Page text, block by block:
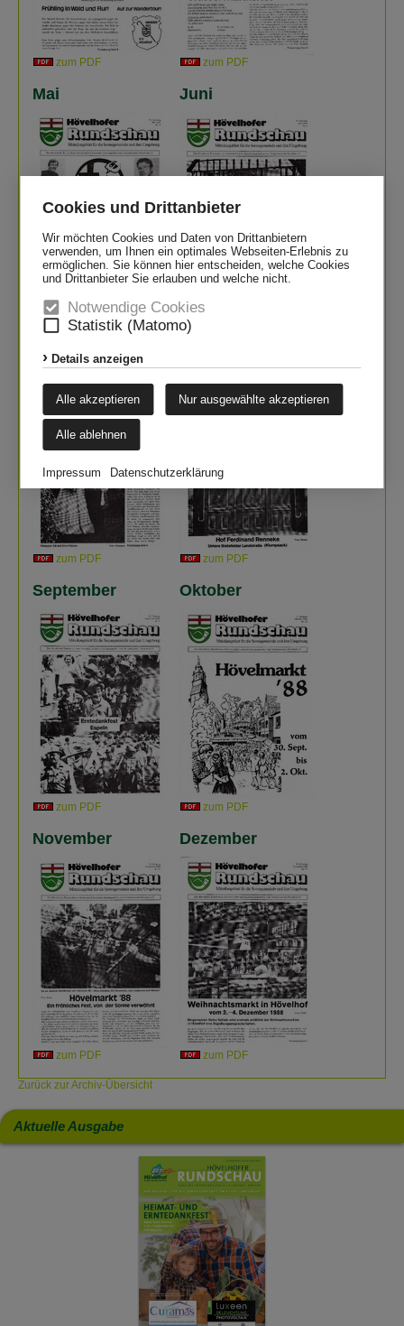
Cookies und Drittanbieter
Wir möchten Cookies und Daten von Drittanbietern
verwenden, um Ihnen ein optimales Webseiten-Erlebnis zu
ermöglichen. Sie können hier entscheiden, welche Cookies
und Drittanbieter Sie erlauben und welche nicht.
Notwendige Cookies
Statistik (Matomo)
Details anzeigen
Alle akzeptieren Nur ausgewählte akzeptieren
Alle ablehnen
Impressum Datenschutzerklärung
zum PDF zum PDF
Mai
zum PDF
Juni
zum PDF
zum PDF zum PDF
September
zum PDF
Oktober
zum PDF
November
zum PDF
Dezember
zum PDF
Zurück zur Archiv-Übersicht
Aktuelle Ausgabe